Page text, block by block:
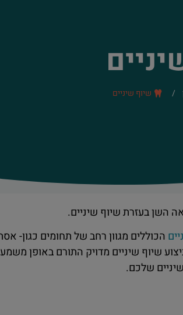
/ שיוף שיניים
השן בעזרת שיוף שיניים.
הכוללים מגוון רחב של תחומים כגון-
שיוף שיניים מדויק התורם באופן
שלכם.